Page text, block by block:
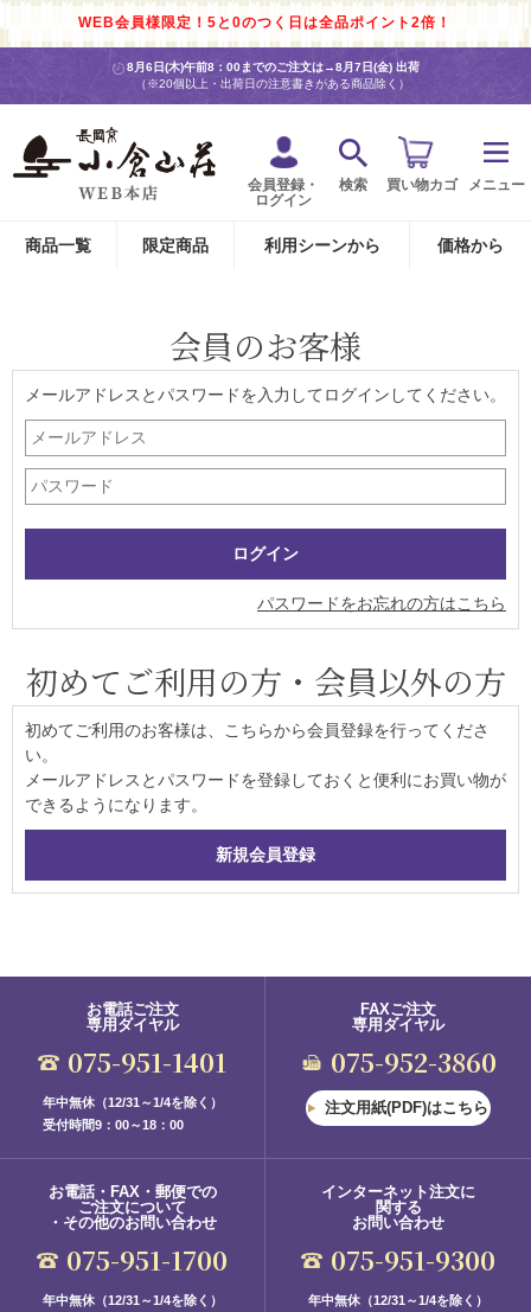
WEB会員様限定！5と0のつく日は全品ポイント2倍！
8月6日(木)午前8：00までのご注文は→8月7日(金) 出荷
（※20個以上・出荷日の注意書きがある商品除く）
会員登録・
ログイン
検索 買い物カゴ メニュー
商品一覧 限定商品 利用シーンから 価格から
会員のお客様
メールアドレスとパスワードを入力してログインしてください。
パスワードをお忘れの方はこちら
初めてご利用の方・会員以外の方
初めてご利用のお客様は、こちらから会員登録を行ってくださ
い。
メールアドレスとパスワードを登録しておくと便利にお買い物が
できるようになります。
お電話ご注文
専用ダイヤル
075-951-1401
年中無休（12/31～1/4を除く）
受付時間9：00～18：00
FAXご注文
専用ダイヤル
075-952-3860
注文用紙(PDF)はこちら
お電話・FAX・郵便での
ご注文について
・その他のお問い合わせ
075-951-1700
年中無休（12/31～1/4を除く）
インターネット注文に
関する
お問い合わせ
075-951-9300
年中無休（12/31～1/4を除く）